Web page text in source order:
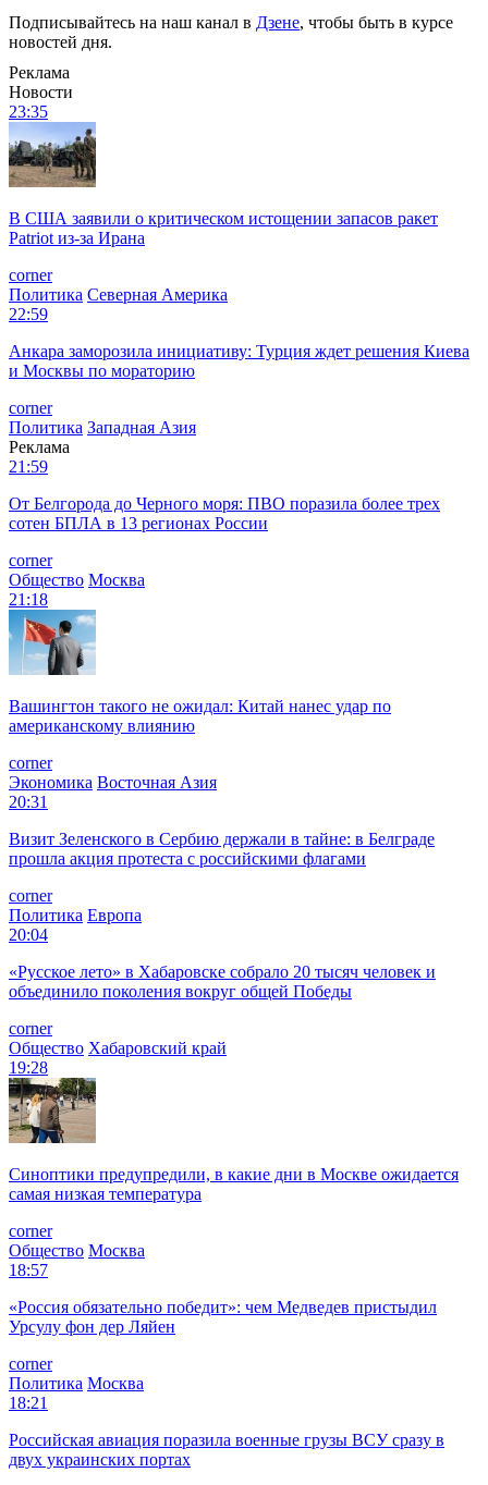
Подписывайтесь на наш канал в Дзене, чтобы быть в курсе
новостей дня.
Реклама
Новости
23:35
В США заявили о критическом истощении запасов ракет
Patriot из-за Ирана
corner
Политика Северная Америка
22:59
Анкара заморозила инициативу: Турция ждет решения Киева
и Москвы по мораторию
corner
Политика Западная Азия
Реклама
21:59
От Белгорода до Черного моря: ПВО поразила более трех
сотен БПЛА в 13 регионах России
corner
Общество Москва
21:18
Вашингтон такого не ожидал: Китай нанес удар по
американскому влиянию
corner
Экономика Восточная Азия
20:31
Визит Зеленского в Сербию держали в тайне: в Белграде
прошла акция протеста с российскими флагами
corner
Политика Европа
20:04
«Русское лето» в Хабаровске собрало 20 тысяч человек и
объединило поколения вокруг общей Победы
corner
Общество Хабаровский край
19:28
Синоптики предупредили, в какие дни в Москве ожидается
самая низкая температура
corner
Общество Москва
18:57
«Россия обязательно победит»: чем Медведев пристыдил
Урсулу фон дер Ляйен
corner
Политика Москва
18:21
Российская авиация поразила военные грузы ВСУ сразу в
двух украинских портах